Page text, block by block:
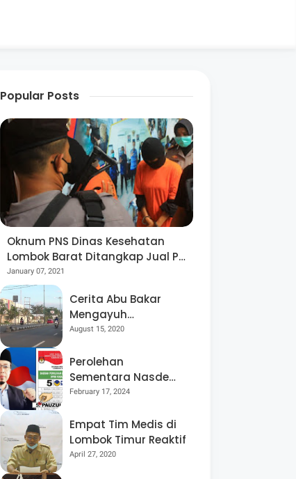
Popular Posts
Oknum PNS Dinas Kesehatan
Lombok Barat Ditangkap Jual Pil
Ekstasi
January 07, 2021
Cerita Abu Bakar
Mengayuh
Sepedanya Selama
Menggelorakan
Kemerdekaan
August 15, 2020
Perolehan
Sementara Nasdem
Lobar Tertinggi,
Berpeluang “Rebut”
Kursi Dapil 3
February 17, 2024
Empat Tim Medis di
Lombok Timur Reaktif
April 27, 2020